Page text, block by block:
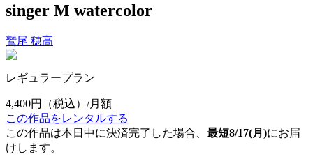
singer M watercolor
鷲尾 穂高
レギュラープラン
4,400円
（税込）/月額
この作品をレンタルする
この作品は本日中に決済完了した場合、 最短8/17(月)にお届
けします。